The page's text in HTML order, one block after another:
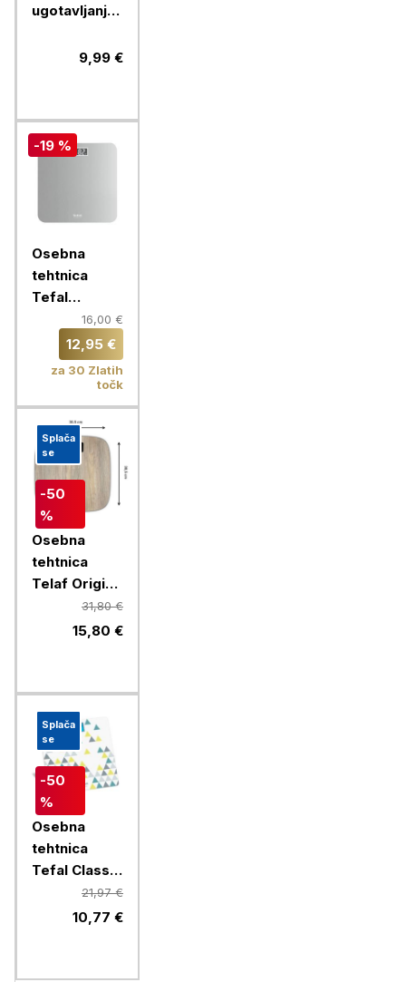
ugotavljanje
9,99 €
-19 %
Osebna
tehtnica
Tefal
Premiss 3,
srebrna
16,00 €
12,95 €
za 30 Zlatih
točk
Splača
se
-50
%
Osebna
tehtnica
Telaf Origin
Light Wood
PP1600V0
31,80 €
15,80 €
Splača
se
-50
%
Osebna
tehtnica
Tefal Classic
Scandic
PP1536V0
21,97 €
10,77 €